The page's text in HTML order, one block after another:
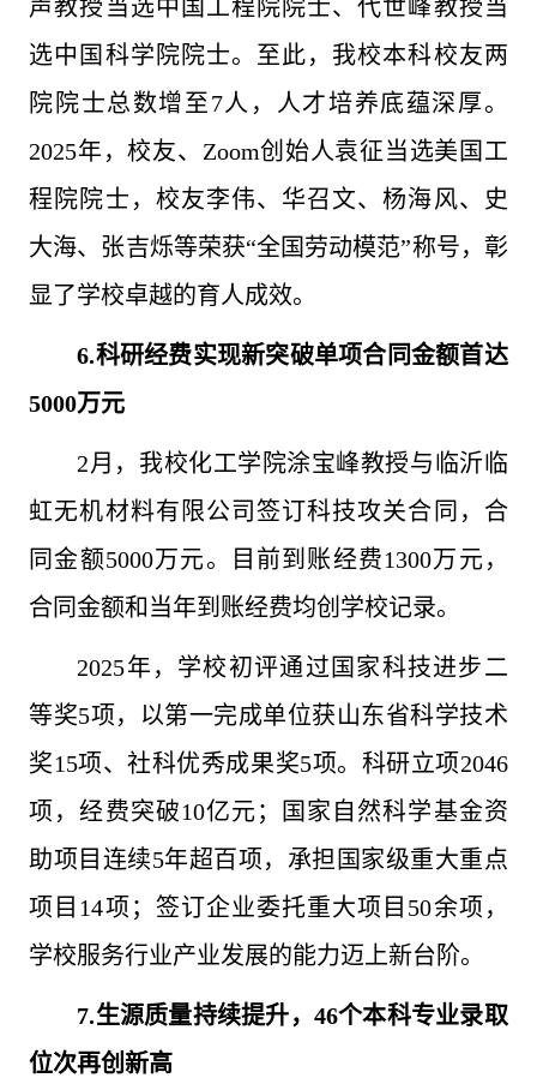
声教授当选中国工程院院士、代世峰教授当
选中国科学院院士。至此，我校本科校友两
院院士总数增至7人，人才培养底蕴深厚。
2025年，校友、Zoom创始人袁征当选美国工
程院院士，校友李伟、华召文、杨海风、史
大海、张吉烁等荣获“全国劳动模范”称号，彰
显了学校卓越的育人成效。
6.科研经费实现新突破单项合同金额首达
5000万元
2月，我校化工学院涂宝峰教授与临沂临
虹无机材料有限公司签订科技攻关合同，合
同金额5000万元。目前到账经费1300万元，
合同金额和当年到账经费均创学校记录。
2025年，学校初评通过国家科技进步二
等奖5项，以第一完成单位获山东省科学技术
奖15项、社科优秀成果奖5项。科研立项2046
项，经费突破10亿元；国家自然科学基金资
助项目连续5年超百项，承担国家级重大重点
项目14项；签订企业委托重大项目50余项，
学校服务行业产业发展的能力迈上新台阶。
7.生源质量持续提升，46个本科专业录取
位次再创新高